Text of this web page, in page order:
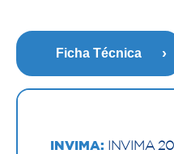
Ficha Técnica
INVIMA: INVIMA